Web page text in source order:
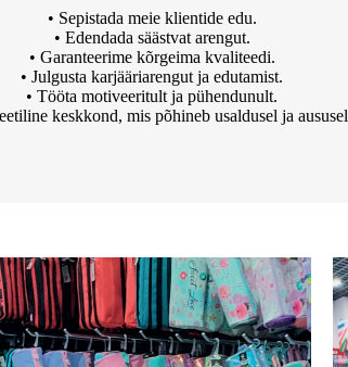
• Sepistada meie klientide edu.
• Edendada säästvat arengut.
• Garanteerime kõrgeima kvaliteedi.
• Julgusta karjääriarengut ja edutamist.
• Tööta motiveeritult ja pühendunult.
keskkond, mis põhineb usaldusel ja aususel